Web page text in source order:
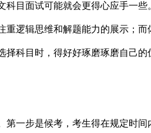
目面试可能就会更得心应手一些
逻辑思维和解题能力的展示；
科目时，得好好琢磨琢磨自己的
一步是候考，考生得在规定时